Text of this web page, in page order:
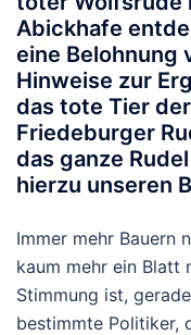
Abickhafe
eine Belohnung
Hinweise zur
das tote Tier
Friedeburger
das ganze
hierzu unseren
Immer mehr Bauern
kaum mehr ein Blatt
Stimmung ist,
bestimmte Politiker,